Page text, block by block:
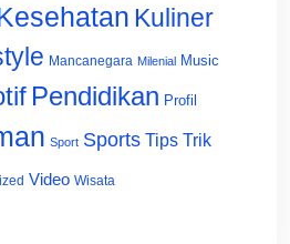
Kuliner
Mancanegara Milenial Music
Pendidikan Profil
Sport Sports Tips Trik
Video Wisata